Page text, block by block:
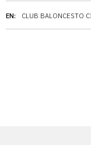
EN: CLUB BALONCESTO